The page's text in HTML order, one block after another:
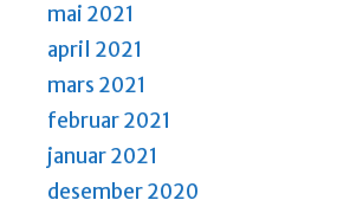
mai 2021
april 2021
mars 2021
februar 2021
januar 2021
desember 2020